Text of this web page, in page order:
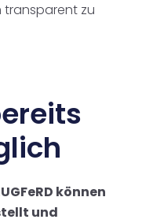
transparent zu
können
und